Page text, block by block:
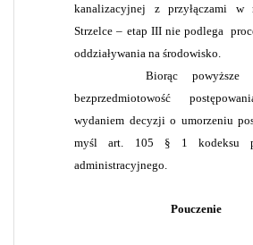
kanalizacyjnej z przyłączami w
Strzelce – etap III nie podlega
oddziaływania na środowisko.
Biorąc powyższe
bezprzedmiotowość
wydaniem decyzji o umorzeniu
myśl art. 105 § 1 kodeksu
administracyjnego.
Pouczenie